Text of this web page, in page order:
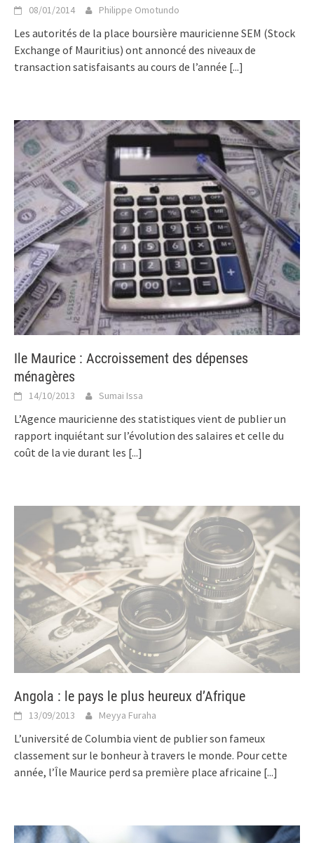
08/01/2014 Philippe Omotundo
Les autorités de la place boursière mauricienne SEM (Stock
Exchange of Mauritius) ont annoncé des niveaux de
transaction satisfaisants au cours de l’année [...]
Ile Maurice : Accroissement des dépenses
ménagères
14/10/2013 Sumai Issa
L’Agence mauricienne des statistiques vient de publier un
rapport inquiétant sur l’évolution des salaires et celle du
coût de la vie durant les [...]
Angola : le pays le plus heureux d’Afrique
13/09/2013 Meyya Furaha
L’université de Columbia vient de publier son fameux
classement sur le bonheur à travers le monde. Pour cette
année, l’Île Maurice perd sa première place africaine [...]